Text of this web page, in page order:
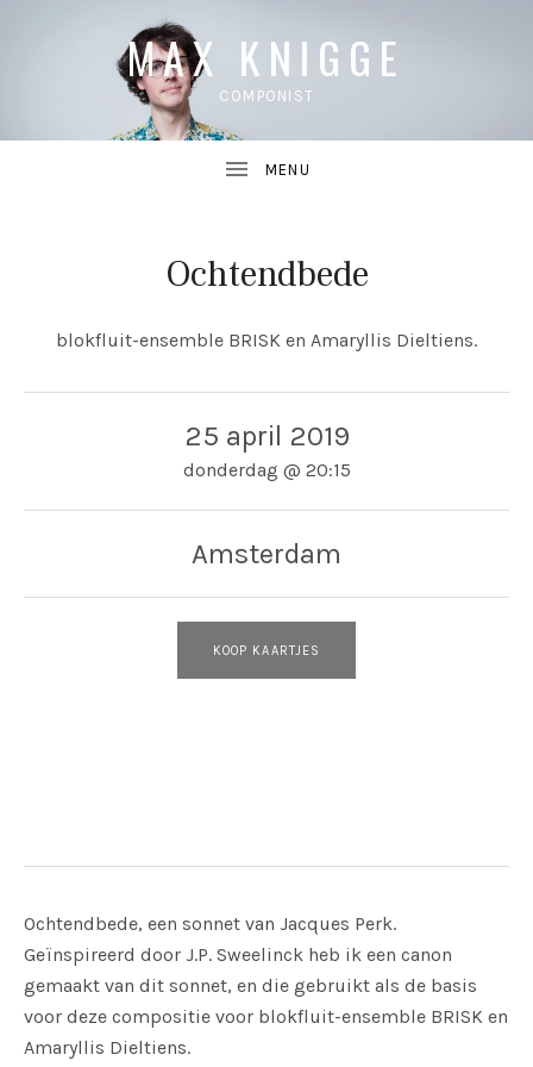
MAX KNIGGE
COMPONIST
Ochtendbede
blokfluit-ensemble BRISK en Amaryllis Dieltiens.
25 april 2019
donderdag @ 20:15
Amsterdam
KOOP KAARTJES
Ochtendbede, een sonnet van Jacques Perk.
Geïnspireerd door J.P. Sweelinck heb ik een canon
gemaakt van dit sonnet, en die gebruikt als de basis
voor deze compositie voor blokfluit-ensemble BRISK en
Amaryllis Dieltiens.